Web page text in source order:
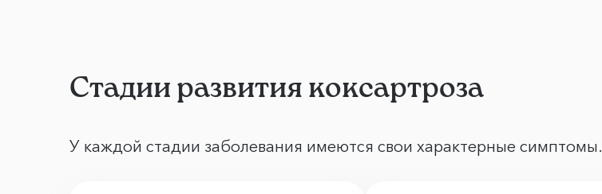
Стадии развития коксартроза
У каждой стадии заболевания имеются свои характерные симптомы.